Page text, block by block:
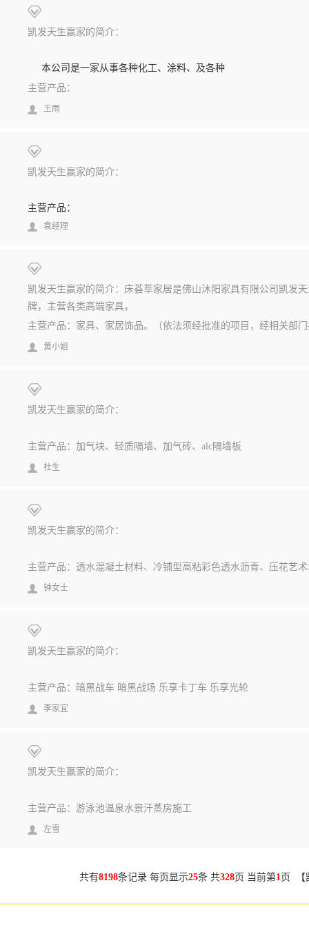
凯发天生赢家的简介：
本公司是一家从事各种化工、涂料、及各种
主营产品：
王雨
凯发天生赢家的简介：
主营产品：
袁经理
凯发天生赢家的简介：床荟萃家居是佛山沐阳家具有限公司凯发
牌，主营各类高端家具，
黄小姐
凯发天生赢家的简介：
主营产品：加气块、轻质隔墙、加气砖、alc隔墙板
杜生
凯发天生赢家的简介：
主营产品：透水混凝土材料、冷铺型高粘彩色透水沥青、压花艺
钟女士
凯发天生赢家的简介：
主营产品：暗黑战车 暗黑战场 乐享卡丁车 乐享光轮
李家宜
凯发天生赢家的简介：
主营产品：游泳池温泉水景汗蒸房施工
左雪
共有8198条记录 每页显示25条 共328页 当前第1页 【